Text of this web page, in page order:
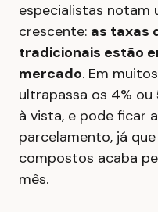
especialistas notam
crescente: as taxas
tradicionais estão
mercado. Em
ultrapassa os 4%
à vista, e pode ficar
parcelamento, já
compostos acaba
mês.